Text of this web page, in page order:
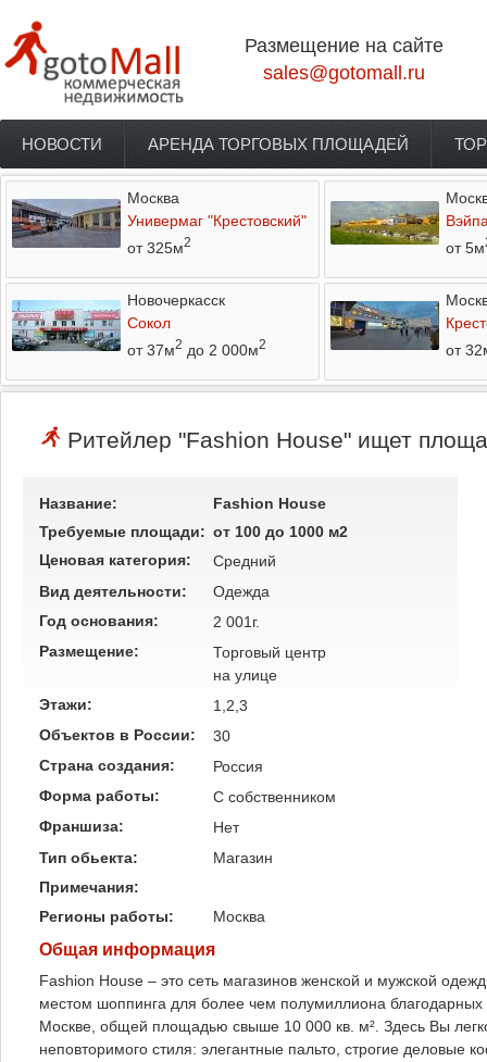
Размещение на сайте
sales@gotomall.ru
Главное меню
НОВОСТИ АРЕНДА ТОРГОВЫХ ПЛОЩАДЕЙ
Москва
Универмаг "Крестовский"
от 325м2
от 5м
Новочеркасск
Сокол
от 37м2 до 2 000м2
от
Ритейлер "Fashion House" ищет
Название:
Fashion House
Требуемые площади: от 100 до 1000 м2
Ценовая категория:
Средний
Вид деятельности:
Одежда
Год основания:
2 001г.
Размещение:
Торговый центр
на улице
Этажи:
1,2,3
Объектов в России:
30
Страна создания:
Россия
Форма работы:
C собственником
Франшиза:
Нет
Тип обьекта:
Магазин
Примечания:
Регионы работы:
Москва
Общая информация
Fashion House – это сеть магазинов женской и мужской
местом шоппинга для более чем полумиллиона
Москве, общей площадью свыше 10 000 кв. м². Здесь Вы
неповторимого стиля: элегантные пальто, строгие